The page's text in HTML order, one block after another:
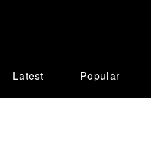
Latest Popular